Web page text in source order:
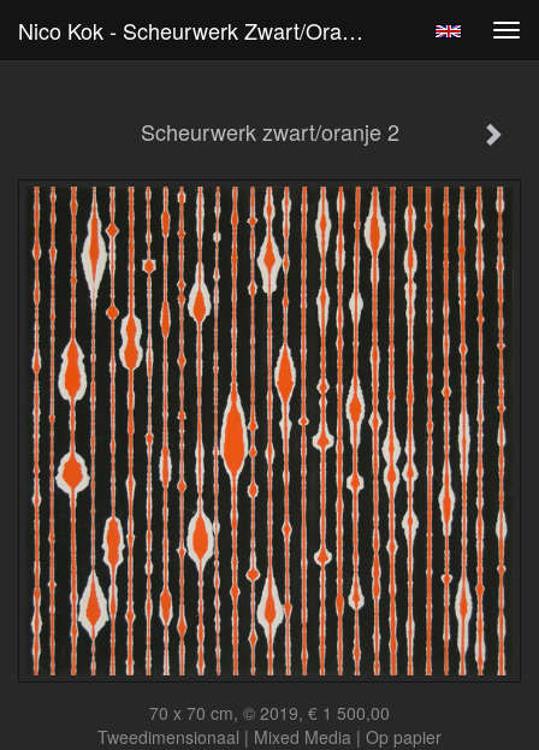
Nico Kok - Scheurwerk Zwart/oranje 2
Scheurwerk zwart/oranje 2
70 x 70 cm, © 2019, € 1 500,00
Tweedimensionaal | Mixed Media | Op papier